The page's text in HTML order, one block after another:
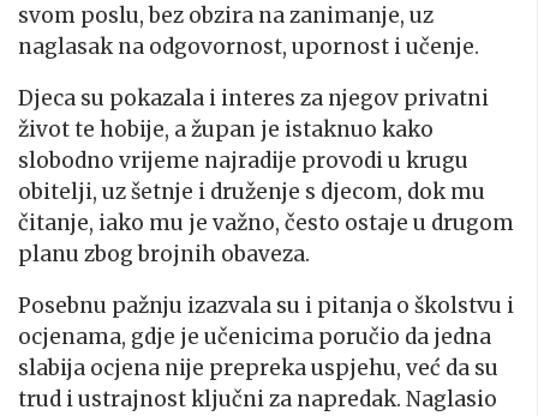
svom poslu, bez obzira na zanimanje, uz
naglasak na odgovornost, upornost i učenje.
Djeca su pokazala i interes za njegov privatni
život te hobije, a župan je istaknuo kako
slobodno vrijeme najradije provodi u krugu
obitelji, uz šetnje i druženje s djecom, dok mu
čitanje, iako mu je važno, često ostaje u drugom
planu zbog brojnih obaveza.
Posebnu pažnju izazvala su i pitanja o školstvu i
ocjenama, gdje je učenicima poručio da jedna
slabija ocjena nije prepreka uspjehu, već da su
trud i ustrajnost ključni za napredak. Naglasio